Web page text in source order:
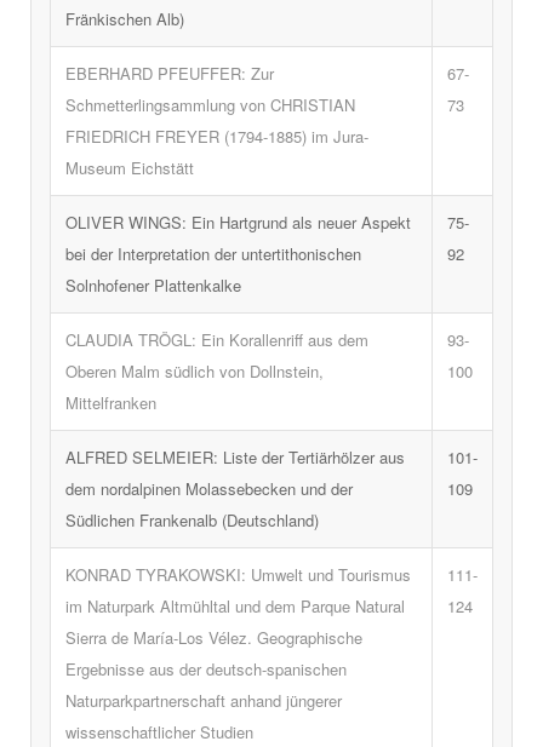
Fränkischen Alb)
EBERHARD PFEUFFER: Zur
Schmetterlingsammlung von CHRISTIAN
FRIEDRICH FREYER (1794-1885) im Jura-
Museum Eichstätt
67-
73
OLIVER WINGS: Ein Hartgrund als neuer Aspekt
bei der Interpretation der untertithonischen
Solnhofener Plattenkalke
75-
92
CLAUDIA TRÖGL: Ein Korallenriff aus dem
Oberen Malm südlich von Dollnstein,
Mittelfranken
93-
100
ALFRED SELMEIER: Liste der Tertiärhölzer aus
dem nordalpinen Molassebecken und der
Südlichen Frankenalb (Deutschland)
101-
109
KONRAD TYRAKOWSKI: Umwelt und Tourismus
im Naturpark Altmühltal und dem Parque Natural
Sierra de María-Los Vélez. Geographische
Ergebnisse aus der deutsch-spanischen
Naturparkpartnerschaft anhand jüngerer
wissenschaftlicher Studien
111-
124